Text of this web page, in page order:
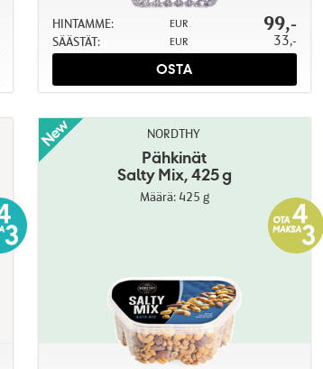
HINTAMME: EUR 99,-
SÄÄSTÄT: EUR 33,-
OSTA
NORDTHY
Pähkinät
Salty Mix, 425 g
Määrä: 425 g